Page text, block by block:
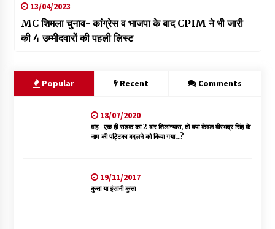
13/04/2023
MC शिमला चुनाव- कांग्रेस व भाजपा के बाद CPIM ने भी जारी
की 4 उम्मीदवारों की पहली लिस्ट
Popular Recent Comments
18/07/2020
वाह- एक ही सड़क का 2 बार शिलान्यास, तो क्या केवल वीरभद्र सिंह के
नाम की पट्टिका बदलने को किया गया…?
19/11/2017
कुत्ता या इंसानी कुत्ता